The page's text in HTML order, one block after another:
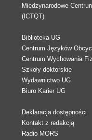
Międzynarodowe
(ICTQT)
Biblioteka UG
Centrum Języków
Centrum Wychowania
Szkoły doktorskie
Wydawnictwo UG
Biuro Karier UG
Deklaracja dostępności
Kontakt z redakcją
Radio MORS